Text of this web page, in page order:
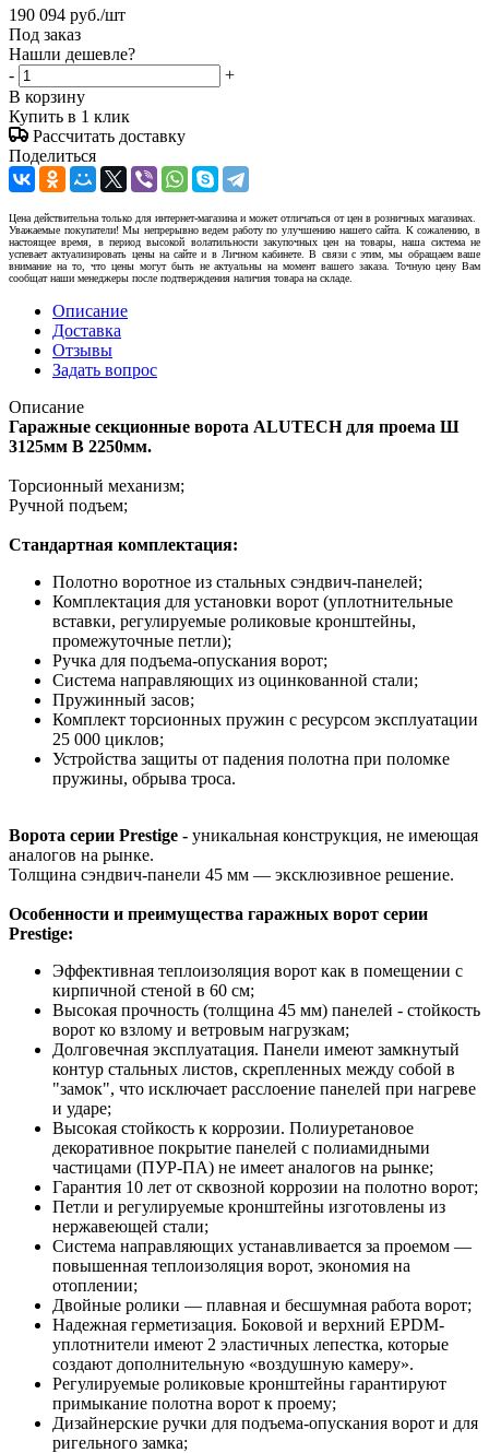
190 094 руб./шт
Под заказ
Нашли дешевле?
-
+
В корзину
Купить в 1 клик
Рассчитать доставку
Поделиться
Цена действительна только для интернет-магазина и может отличаться от цен в розничных магазинах.
Уважаемые покупатели! Мы непрерывно ведем работу по улучшению нашего сайта. К сожалению, в
настоящее время, в период высокой волатильности закупочных цен на товары, наша система не
успевает актуализировать цены на сайте и в Личном кабинете. В связи с этим, мы обращаем ваше
внимание на то, что цены могут быть не актуальны на момент вашего заказа. Точную цену Вам
сообщат наши менеджеры после подтверждения наличия товара на складе.
Описание
Доставка
Отзывы
Задать вопрос
Описание
Гаражные секционные ворота ALUTECH для проема Ш
3125мм В 2250мм.
Торсионный механизм;
Ручной подъем;
Стандартная комплектация:
Полотно воротное из стальных сэндвич-панелей;
Комплектация для установки ворот (уплотнительные
вставки, регулируемые роликовые кронштейны,
промежуточные петли);
Ручка для подъема-опускания ворот;
Система направляющих из оцинкованной стали;
Пружинный засов;
Комплект торсионных пружин с ресурсом эксплуатации
25 000 циклов;
Устройства защиты от падения полотна при поломке
пружины, обрыва троса.
Ворота серии Prestige - уникальная конструкция, не имеющая
аналогов на рынке.
Толщина сэндвич-панели 45 мм — эксклюзивное решение.
Особенности и преимущества гаражных ворот серии
Prestige:
Эффективная теплоизоляция ворот как в помещении с
кирпичной стеной в 60 см;
Высокая прочность (толщина 45 мм) панелей - стойкость
ворот ко взлому и ветровым нагрузкам;
Долговечная эксплуатация. Панели имеют замкнутый
контур стальных листов, скрепленных между собой в
"замок", что исключает расслоение панелей при нагреве
и ударе;
Высокая стойкость к коррозии. Полиуретановое
декоративное покрытие панелей с полиамидными
частицами (ПУР-ПА) не имеет аналогов на рынке;
Гарантия 10 лет от сквозной коррозии на полотно ворот;
Петли и регулируемые кронштейны изготовлены из
нержавеющей стали;
Система направляющих устанавливается за проемом —
повышенная теплоизоляция ворот, экономия на
отоплении;
Двойные ролики — плавная и бесшумная работа ворот;
Надежная герметизация. Боковой и верхний EPDM-
уплотнители имеют 2 эластичных лепестка, которые
создают дополнительную «воздушную камеру».
Регулируемые роликовые кронштейны гарантируют
примыкание полотна ворот к проему;
Дизайнерские ручки для подъема-опускания ворот и для
ригельного замка;